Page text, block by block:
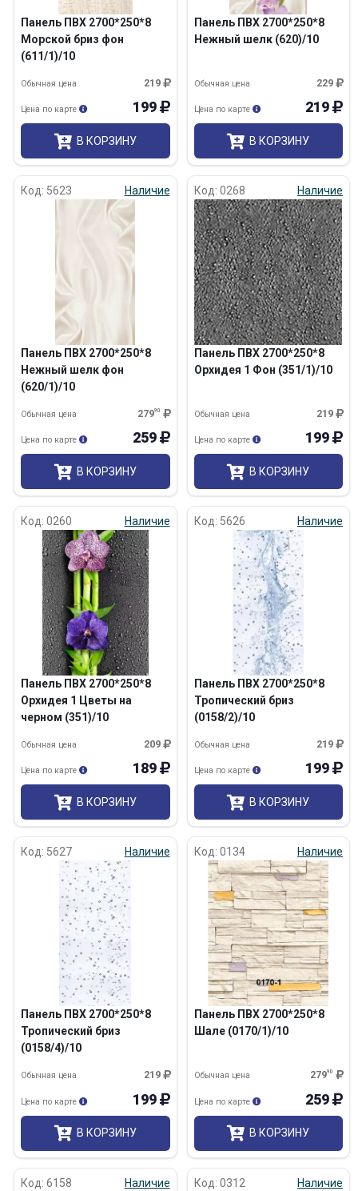
Панель ПВХ 2700*250*8
Морской бриз фон
(611/1)/10
219
Обычная цена
199
Цена по карте
В КОРЗИНУ
Панель ПВХ 2700*250*8
Нежный шелк (620)/10
229
Обычная цена
219
Цена по карте
В КОРЗИНУ
Код: 5623 Наличие
Панель ПВХ 2700*250*8
Нежный шелк фон
(620/1)/10
27990
Обычная цена
259
Цена по карте
В КОРЗИНУ
Код: 0268 Наличие
Панель ПВХ 2700*250*8
Орхидея 1 Фон (351/1)/10
219
Обычная цена
199
Цена по карте
В КОРЗИНУ
Код: 0260 Наличие
Панель ПВХ 2700*250*8
Орхидея 1 Цветы на
черном (351)/10
209
Обычная цена
189
Цена по карте
В КОРЗИНУ
Код: 5626 Наличие
Панель ПВХ 2700*250*8
Тропический бриз
(0158/2)/10
219
Обычная цена
199
Цена по карте
В КОРЗИНУ
Код: 5627 Наличие
Панель ПВХ 2700*250*8
Тропический бриз
(0158/4)/10
219
Обычная цена
199
Цена по карте
В КОРЗИНУ
Код: 0134 Наличие
Панель ПВХ 2700*250*8
Шале (0170/1)/10
27990
Обычная цена
259
Цена по карте
В КОРЗИНУ
Код: 6158 Наличие Код: 0312 Наличие